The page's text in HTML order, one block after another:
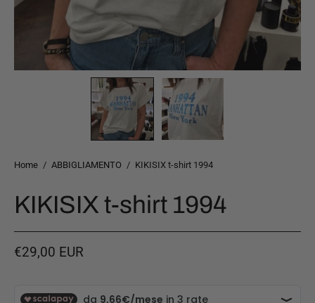
Home / ABBIGLIAMENTO / KIKISIX t-shirt 1994
KIKISIX t-shirt 1994
€29,00 EUR